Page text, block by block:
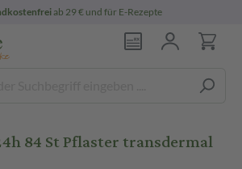
ab 29 € und für E-Rezepte
84 St Pflaster transdermal